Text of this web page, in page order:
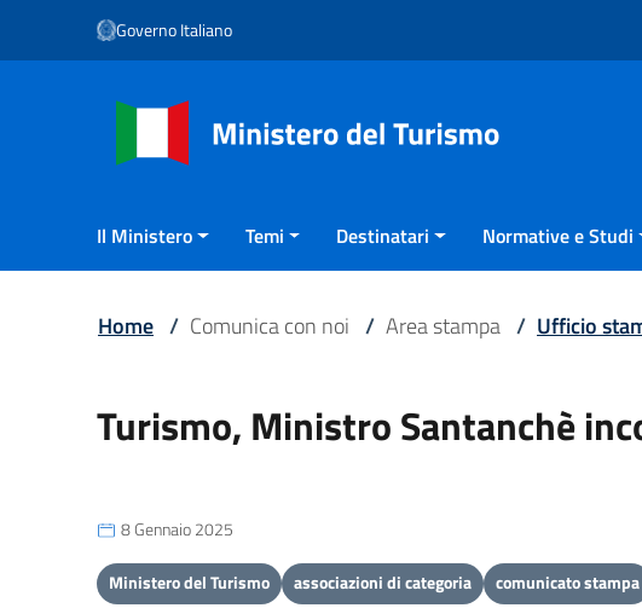
Vai ai contenuti
Vai al menu di navigazione
Governo Italiano
Il Ministero Temi Destinatari Normative e Studi
Home / Comunica con noi / Area stampa / Ufficio
Turismo, Ministro Santanchè
8 Gennaio 2025
Ministero del Turismo associazioni di categoria comunicato stampa